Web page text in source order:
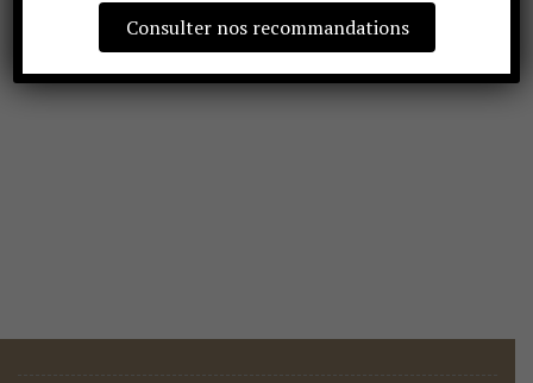
Consulter nos recommandations